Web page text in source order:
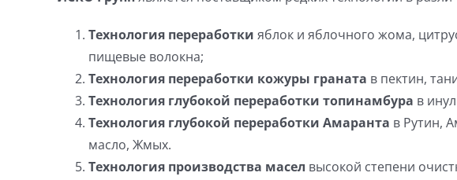
Технология переработки яблок и яблочного жома,
пищевые волокна;
Технология переработки кожуры граната в пектин,
Технология глубокой переработки топинамбура в
Технология глубокой переработки Амаранта в Рутин,
масло, Жмых.
Технология производства масел высокой степени